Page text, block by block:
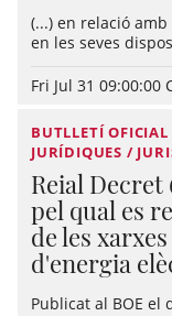
(...) en relació
en les seves
Fri Jul 31 09:00:00
BUTLLETÍ
JURÍDIQUES /
Reial Decret
pel qual es
de les
d'energia
Publicat al BOE el